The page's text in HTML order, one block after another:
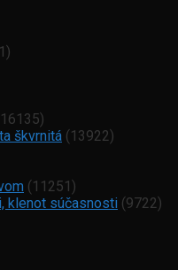
škvrnitá (13922)
(11251)
klenot súčasnosti (9722)